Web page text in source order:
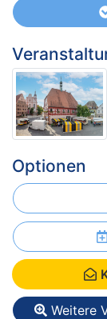
Optionen
Weitere